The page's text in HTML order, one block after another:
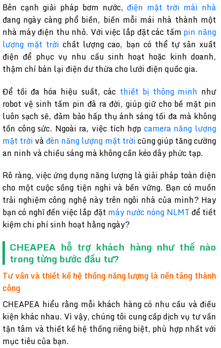
Bên cạnh giải pháp bơm nước, điện mặt trời mái nhà
đang ngày càng phổ biến, biến mỗi mái nhà thành một
nhà máy điện thu nhỏ. Với việc lắp đặt các tấm pin năng
lượng mặt trời chất lượng cao, bạn có thể tự sản xuất
điện để phục vụ nhu cầu sinh hoạt hoặc kinh doanh,
thậm chí bán lại điện dư thừa cho lưới điện quốc gia.
Để tối đa hóa hiệu suất, các thiết bị thông minh như
robot vệ sinh tấm pin đã ra đời, giúp giữ cho bề mặt pin
luôn sạch sẽ, đảm bảo hấp thụ ánh sáng tối đa mà không
tốn công sức. Ngoài ra, việc tích hợp camera năng lượng
mặt trờivà đèn năng lượng mặt trờicũng giúp tăng cường
an ninh và chiếu sáng mà không cần kéo dây phức tạp.
Rõ ràng, việc ứng dụng năng lượng là giải pháp toàn diện
cho một cuộc sống tiện nghi và bền vững. Bạn có muốn
trải nghiệm công nghệ này trên ngôi nhà của mình? Hay
bạn có nghĩ đến việc lắp đặt máy nước nóng NLMT để tiết
kiệm chi phí sinh hoạt hằng ngày?
CHEAPEA hỗ trợ khách hàng như thế nào
trong từng bước đầu tư?
Tư vấn và thiết kế hệ thống năng lượng là nền tảng thành
công
CHEAPEA hiểu rằng mỗi khách hàng có nhu cầu và điều
kiện khác nhau. Vì vậy, chúng tôi cung cấp dịch vụ tư vấn
tận tâm và thiết kế hệ thống riêng biệt, phù hợp nhất với
mục tiêu của bạn.